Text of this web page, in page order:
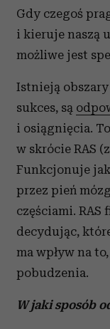
Gdy czegoś
i kieruje naszą
możliwe jest
Istnieją
sukces, są
i osiągnięcia.
w skrócie RAS
Funkcjonuje
przez pień
częściami.
decydując,
ma wpływ na
pobudzenia.
W jaki sposób